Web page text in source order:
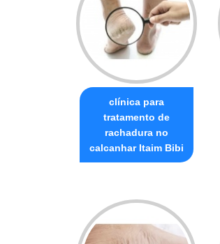
clínica para
tratamento de
rachadura no
calcanhar Itaim Bibi